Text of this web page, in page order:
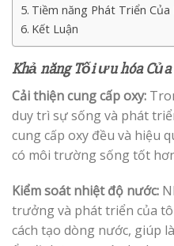
Tiềm năng Phát Triển
Kết Luận
Khả năng Tối ưu hóa Của
Cải thiện cung cấp oxy:
duy trì sự sống và phát
cung cấp oxy đều và hiệu
có môi trường sống tốt
Kiểm soát nhiệt độ nước:
trưởng và phát triển của
cách tạo dòng nước, giúp